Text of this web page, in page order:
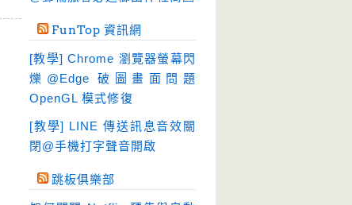
系統工具 (242)
(188)
翻譯軟體 (3)
輸入法 (4)
FunTop 資訊網
[教學] Chrome 瀏覽器螢幕閃
爍@Edge 破圖畫面問題
OpenGL 模式修復
[教學] LINE 傳送訊息音效關
閉@手機打字聲音開啟
跳板俱樂部